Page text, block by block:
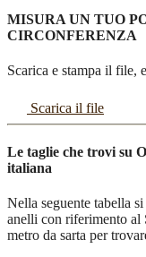
MISURA UN TUO
CIRCONFERENZA
Scarica e stampa il file,
Scarica il file
Le taglie che trovi su
italiana
Nella seguente tabella
anelli con riferimento al
metro da sarta per